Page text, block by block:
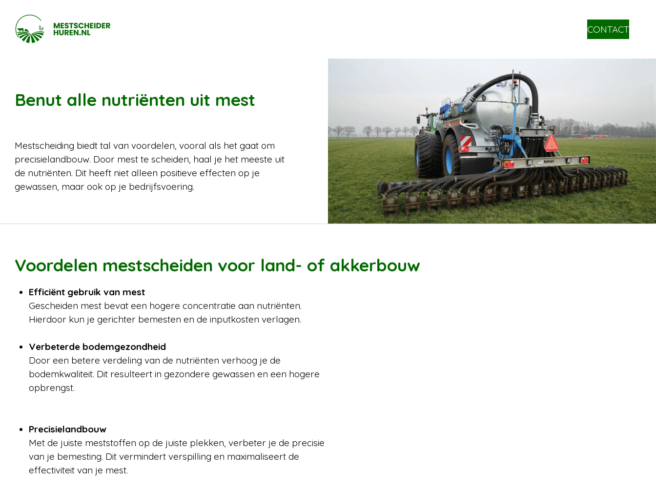
direct
naar
CONTACT
Benut alle nutriënten uit mest
Mestscheiding biedt tal van voordelen, vooral als het gaat om
precisielandbouw. Door mest te scheiden, haal je het meeste uit
de nutriënten. Dit heeft niet alleen positieve effecten op je
gewassen, maar ook op je bedrijfsvoering.
Voordelen mestscheiden voor land- of akkerbouw
Efficiënt gebruik van mest
Gescheiden mest bevat een hogere concentratie aan nutriënten.
Hierdoor kun je gerichter bemesten en de inputkosten verlagen.
Verbeterde bodemgezondheid
Door een betere verdeling van de nutriënten verhoog je de
bodemkwaliteit. Dit resulteert in gezondere gewassen en een hogere
opbrengst.
Precisielandbouw
Met de juiste meststoffen op de juiste plekken, verbeter je de precisie
van je bemesting. Dit vermindert verspilling en maximaliseert de
effectiviteit van je mest.